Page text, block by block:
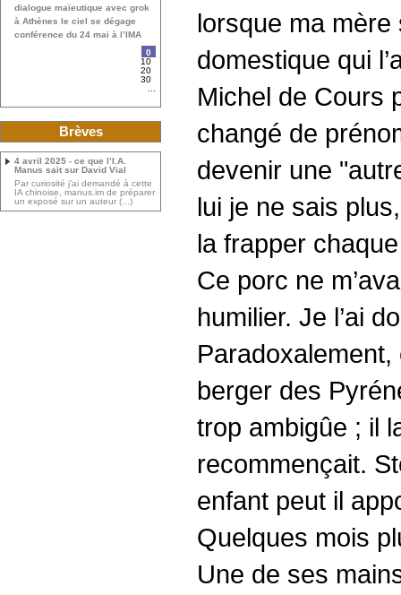
lorsque ma mère
domestique qui
Michel de Cours
changé de
devenir une
lui je ne sais
la frapper
Ce porc ne
humilier. Je l’ai
Paradoxalement,
berger des
trop ambigûe ; il
recommençait.
enfant peut il
Quelques mois
Une de ses
dialogue maïeutique avec grok
à Athènes le ciel se dégage
conférence du 24 mai à l’IMA
0
10
20
30
Brèves
4 avril 2025 - ce que l’I.A.
Manus sait sur David Vial
Par curiosité j’ai demandé à cette
IA chinoise, manus.im de préparer
un exposé sur un auteur (...)